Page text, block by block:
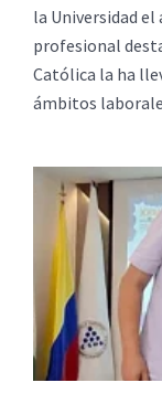
la Universidad
profesional
Católica la ha
ámbitos